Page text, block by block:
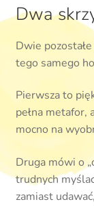
Dwa
Dwie
tego samego
Pierwsza to
pełna metafor,
mocno na
Druga mówi o
trudnych
zamiast